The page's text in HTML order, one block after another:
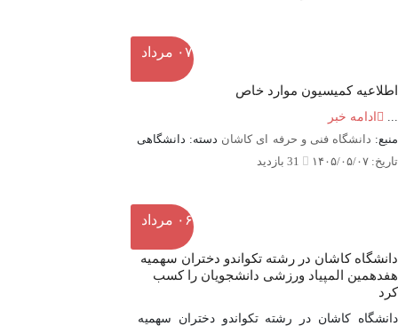
۰۷ مرداد
اطلاعیه کمیسیون موارد خاص
...
ادامه خبر
منبع: دانشگاه فنی و حرفه ای کاشان دسته: دانشگاهی
تاریخ: ۱۴۰۵/۰۵/۰۷
۰۶ مرداد
دانشگاه کاشان در رشته تکواندو دختران سهمیه
هفدهمین المپیاد ورزشی دانشجویان را کسب
کرد
دانشگاه کاشان در رشته تکواندو دختران سهمیه